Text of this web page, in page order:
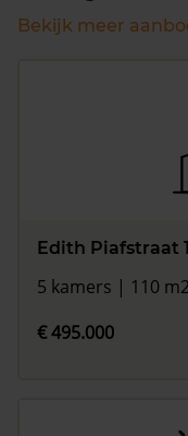
Bekijk meer
Edith Piafstraat
5 kamers | 110 m2
€ 495.000